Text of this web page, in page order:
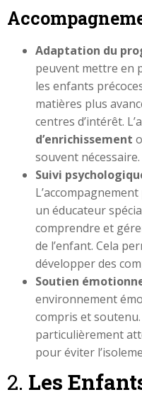
Adaptation du
peuvent mettre en
les enfants
matières plus
centres d’intérêt.
d’enrichissement
souvent nécessaire.
Suivi
un éducateur
comprendre et
de l’enfant. Cela
développer des
Soutien
environnement
compris et
particulièrement
pour éviter
2. Les